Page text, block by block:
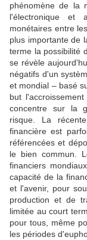
phénomène de la
l'électronique et
monétaires entre
plus importante de
terme la possibilité
se révèle
négatifs d'un
et mondial – basé
but
concentre sur la
risque. La
financière est
référencées et
le bien commun.
financiers
capacité de la
et l'avenir, pour
production et de
limitée au court
pour tous, même
les périodes